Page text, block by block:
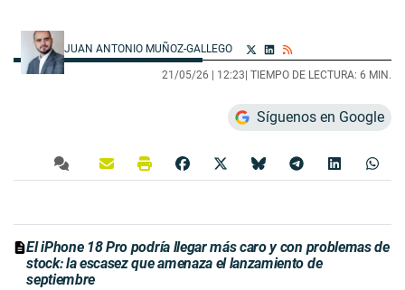
JUAN ANTONIO MUÑOZ-GALLEGO
21/05/26 | 12:23 | TIEMPO DE LECTURA: 6 MIN.
Síguenos en Google
El iPhone 18 Pro podría llegar más caro y con problemas de
stock: la escasez que amenaza el lanzamiento de
septiembre